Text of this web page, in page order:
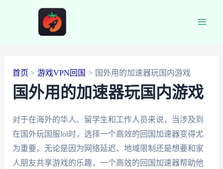
首页 游戏VPN回国 国外用的加速器玩国内游戏
国外用的加速器玩国内游戏
对于在海外的华人、留学生和工作人员来说，当涉及到
在国外玩国服lol时，选择一个高效的回国加速器变得尤
为重要。无论是因为网络延迟、地域限制还是想要和家
人朋友共享游戏的乐趣，一个高效的回国加速器帮助他